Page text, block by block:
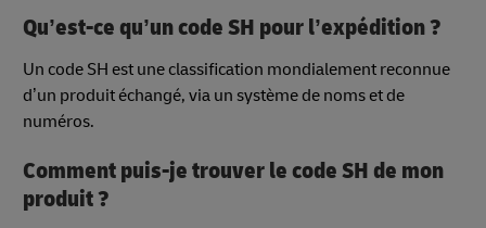
Qu’est-ce qu’un code SH pour l’expédition ?
Un code SH est une classification mondialement reconnue
d’un produit échangé, via un système de noms et de
numéros.
Comment puis-je trouver le code SH de mon
produit ?